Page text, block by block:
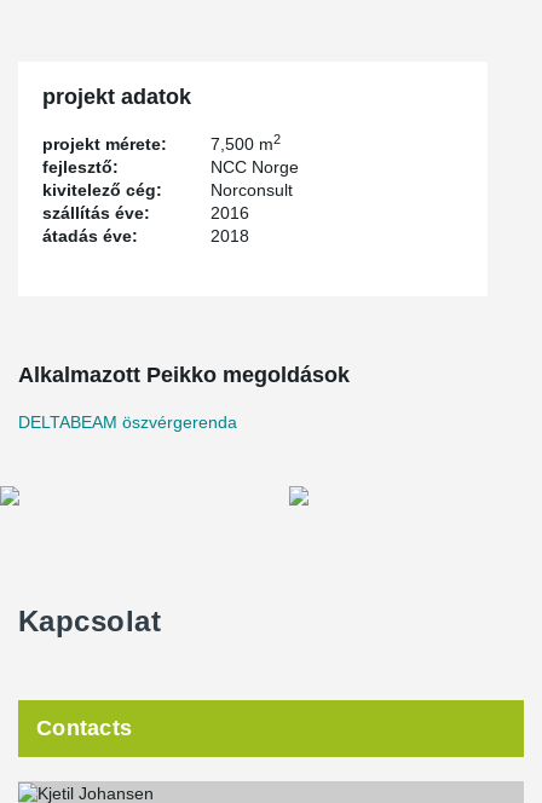
projekt adatok
projekt mérete: 7,500 m2
fejlesztő:
NCC Norge
kivitelező cég:
Norconsult
szállítás éve:
2016
átadás éve:
2018
Alkalmazott Peikko megoldások
DELTABEAM öszvérgerenda
Kapcsolat
Contacts